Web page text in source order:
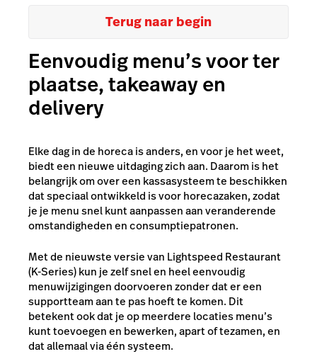
Terug naar begin
Eenvoudig menu’s voor ter
plaatse, takeaway en
delivery
Elke dag in de horeca is anders, en voor je het weet,
biedt een nieuwe uitdaging zich aan. Daarom is het
belangrijk om over een kassasysteem te beschikken
dat speciaal ontwikkeld is voor horecazaken, zodat
je je menu snel kunt aanpassen aan veranderende
omstandigheden en consumptiepatronen.
Met de nieuwste versie van Lightspeed Restaurant
(K-Series) kun je zelf snel en heel eenvoudig
menuwijzigingen doorvoeren zonder dat er een
supportteam aan te pas hoeft te komen. Dit
betekent ook dat je op meerdere locaties menu’s
kunt toevoegen en bewerken, apart of tezamen, en
dat allemaal via één systeem.